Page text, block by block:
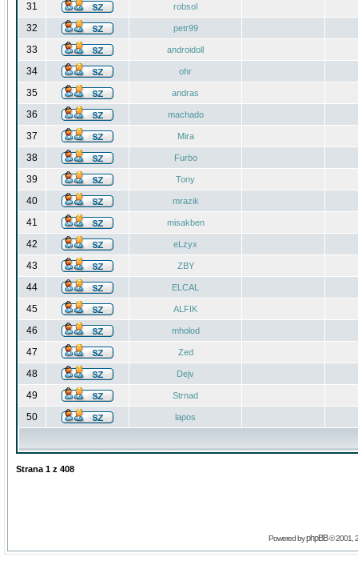
31 robsol
32 petr99
33 androidoll
34 ohr
35 andras
36 machado
37 Mira
38 Furbo
39 Tony
40 mrazik
41 misakben
42 eLzyx
43 ZBY
44 ELCAL
45 ALFIK
46 mholod
47 Zed
48 Dejv
49 Strnad
50 lapos
Strana 1 z 408
Powered byphpBB© 2001,